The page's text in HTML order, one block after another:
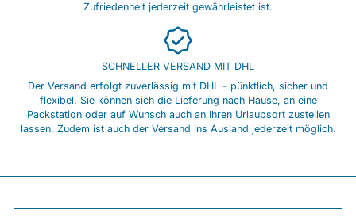
Zufriedenheit jederzeit gewährleistet ist.
SCHNELLER VERSAND MIT DHL
Der Versand erfolgt zuverlässig mit DHL - pünktlich, sicher und
flexibel. Sie können sich die Lieferung nach Hause, an eine
Packstation oder auf Wunsch auch an Ihren Urlaubsort zustellen
lassen. Zudem ist auch der Versand ins Ausland jederzeit möglich.